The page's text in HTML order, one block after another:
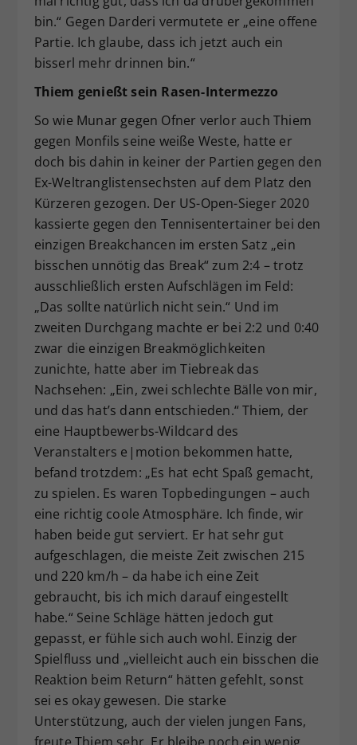
bin.“ Gegen Darderi vermutete er „eine offene
Partie. Ich glaube, dass ich jetzt auch ein
bisserl mehr drinnen bin.“
Thiem genießt sein Rasen-Intermezzo
So wie Munar gegen Ofner verlor auch Thiem
gegen Monfils seine weiße Weste, hatte er
doch bis dahin in keiner der Partien gegen den
Ex-Weltranglistensechsten auf dem Platz den
Kürzeren gezogen. Der US-Open-Sieger 2020
kassierte gegen den Tennisentertainer bei den
einzigen Breakchancen im ersten Satz „ein
bisschen unnötig das Break“ zum 2:4 – trotz
ausschließlich ersten Aufschlägen im Feld:
„Das sollte natürlich nicht sein.“ Und im
zweiten Durchgang machte er bei 2:2 und 0:40
zwar die einzigen Breakmöglichkeiten
zunichte, hatte aber im Tiebreak das
Nachsehen: „Ein, zwei schlechte Bälle von mir,
und das hat’s dann entschieden.“ Thiem, der
eine Hauptbewerbs-Wildcard des
Veranstalters e|motion bekommen hatte,
befand trotzdem: „Es hat echt Spaß gemacht,
zu spielen. Es waren Topbedingungen – auch
eine richtig coole Atmosphäre. Ich finde, wir
haben beide gut serviert. Er hat sehr gut
aufgeschlagen, die meiste Zeit zwischen 215
und 220 km/h – da habe ich eine Zeit
gebraucht, bis ich mich darauf eingestellt
habe.“ Seine Schläge hätten jedoch gut
gepasst, er fühle sich auch wohl. Einzig der
Spielfluss und „vielleicht auch ein bisschen die
Reaktion beim Return“ hätten gefehlt, sonst
sei es okay gewesen. Die starke
Unterstützung, auch der vielen jungen Fans,